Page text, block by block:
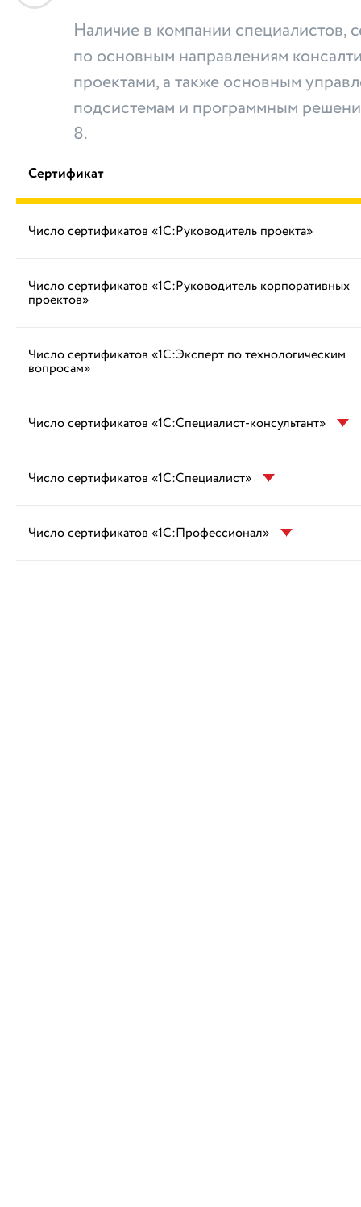
Наличие в компании специалистов,
по основным направлениям
проектами, а также основным
подсистемам и программным
8.
Сертификат
Число сертификатов «1С:Руководитель проекта»
Число сертификатов «1С:Руководитель корпоративных
проектов»
Число сертификатов «1С:Эксперт по технологическим
вопросам»
Число сертификатов «1С:Специалист-консультант»
Число сертификатов «1С:Специалист»
Число сертификатов «1С:Профессионал»